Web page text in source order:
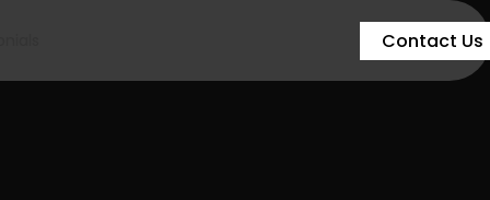
Contact Us